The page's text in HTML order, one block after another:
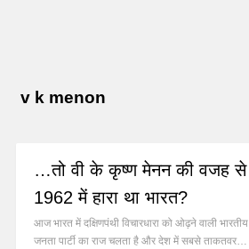
v k menon
…तो वी के कृष्ण मेनन की वजह से
1962 में हारा था भारत?
आज भारत में दक्षिणपंथी विचारधारा को ओढ़ने वाली भारतीय
जनता पार्टी का राज चलता है और देश में सबसे ताकतवर…